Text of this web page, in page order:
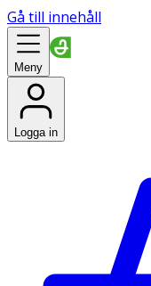
Gå till innehåll
Meny
Logga in